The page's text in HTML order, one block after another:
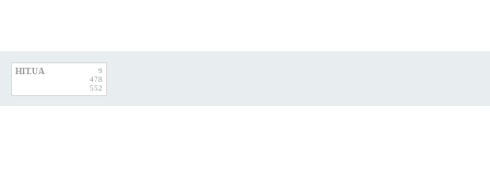
HIT.UA
9
478
552